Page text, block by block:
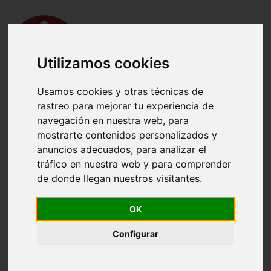
Utilizamos cookies
Usamos cookies y otras técnicas de
rastreo para mejorar tu experiencia de
navegación en nuestra web, para
mostrarte contenidos personalizados y
anuncios adecuados, para analizar el
tráfico en nuestra web y para comprender
de donde llegan nuestros visitantes.
OK
Configurar
Casos en España :
Muertes en España :
Hospitalizados en España :
En cuidados intensivos en España :